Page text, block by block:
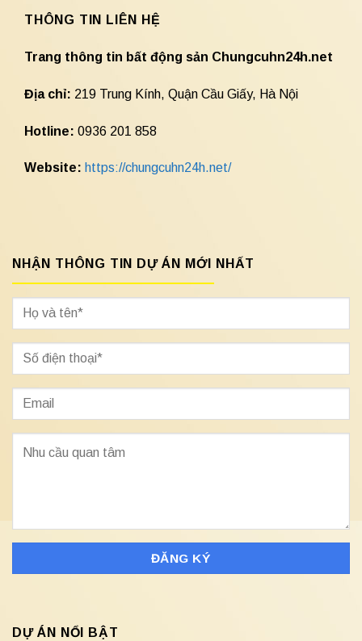
THÔNG TIN LIÊN HỆ
Trang thông tin bất động sản Chungcuhn24h.net
Địa chỉ: 219 Trung Kính, Quận Cầu Giấy, Hà Nội
Hotline: 0936 201 858
Website: https://chungcuhn24h.net/
NHẬN THÔNG TIN DỰ ÁN MỚI NHẤT
DỰ ÁN NỔI BẬT